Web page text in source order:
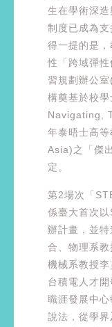
生在學術深
制度已成為
得一提的是
性「跨域彈
習規劃辦公
構奠基於校
Navigating,
年泰晤士高
Asia)之「傑
定。
第2場次「
係臺大首次
辦計畫，並
合、物理系教
機械系教授
台積電人才
職涯發展中
說法，從學